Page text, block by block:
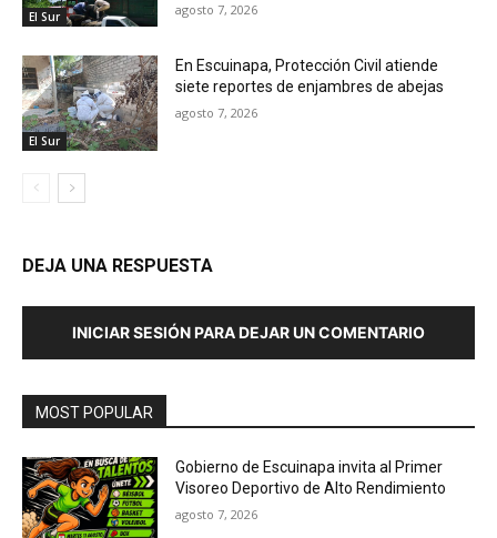
El Sur agosto 7, 2026
El Sur
En Escuinapa, Protección Civil atiende
siete reportes de enjambres de abejas
agosto 7, 2026
DEJA UNA RESPUESTA
INICIAR SESIÓN PARA DEJAR UN COMENTARIO
MOST POPULAR
Gobierno de Escuinapa invita al Primer
Visoreo Deportivo de Alto Rendimiento
agosto 7, 2026